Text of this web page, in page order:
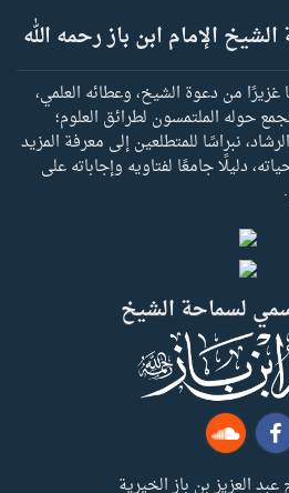
الإمام ابن باز رحمه الله
من دعوة الشيخ، وعطائه العلمي،
حوله الملتمسون لطرائق العلوم؛
نبراسًا للمتطلعين إلى معرفة المزيد
دليلًا جامعًا لفتاويه وإجاباته على
لسماحة الشيخ
العزيز بن باز الخيرية